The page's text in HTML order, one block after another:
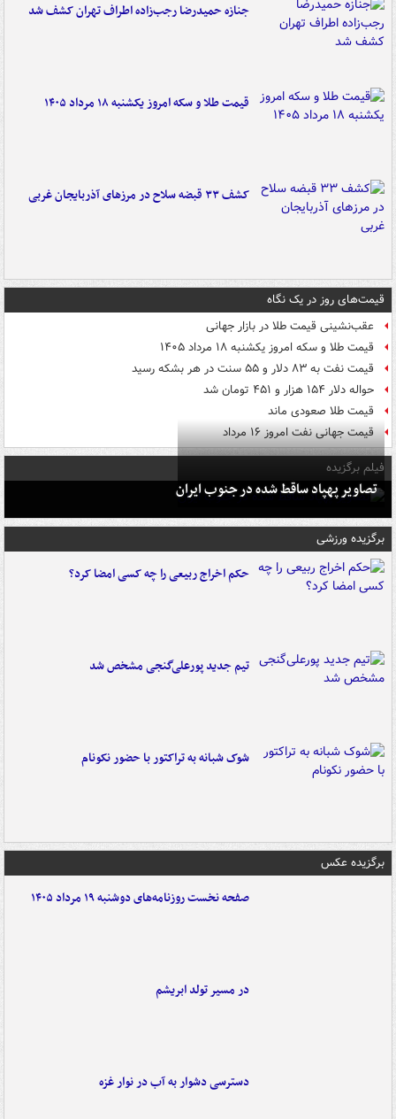
جنازه حمیدرضا رجب‌زاده اطراف تهران کشف شد
قیمت طلا و سکه امروز یکشنبه ۱۸ مرداد ۱۴۰۵
کشف ۳۳ قبضه سلاح در مرزهای آذربایجان غربی
قیمت‌های روز در یک نگاه
عقب‌نشینی قیمت طلا در بازار جهانی
قیمت طلا و سکه امروز یکشنبه ۱۸ مرداد ۱۴۰۵
قیمت نفت به ۸۳ دلار و ۵۵ سنت در هر بشکه رسید
حواله دلار ۱۵۴ هزار و ۴۵۱ تومان شد
قیمت طلا صعودی ماند
قیمت جهانی نفت امروز ۱۶ مرداد
فیلم برگزیده
تصاویر پهپاد ساقط شده در جنوب ایران
برگزیده ورزشی
حکم اخراج ربیعی را چه کسی امضا کرد؟
تیم جدید پورعلی‌گنجی مشخص شد
شوک شبانه به تراکتور با حضور نکونام
برگزیده عکس
صفحه نخست روزنامه‌های دوشنبه ۱۹ مرداد ۱۴۰۵
در مسیر تولد ابریشم
دسترسی دشوار به آب در نوار غزه